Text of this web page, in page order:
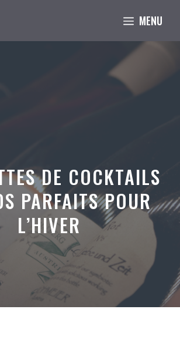
MENU
DE COCKTAILS
PARFAITS POUR
L’HIVER